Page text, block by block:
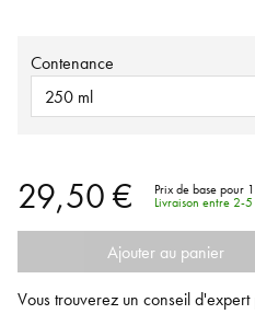
Contenance
250 ml
29,50 € Prix de base pour
Livraison entre 2-
Ajouter au panier
Vous trouverez un conseil